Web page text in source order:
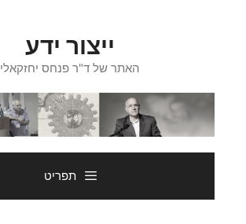
ייצור ידע
האתר של ד"ר פנחס יחזקאלי
תפריט